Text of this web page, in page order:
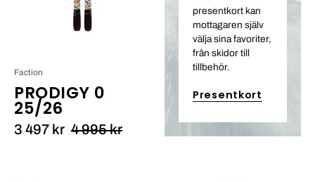
PRODIGY 0
25/26
Faction
3 497 kr 4 995 kr
presentkort kan
mottagaren själv
välja sina favoriter,
från skidor till
tillbehör.
Presentkort